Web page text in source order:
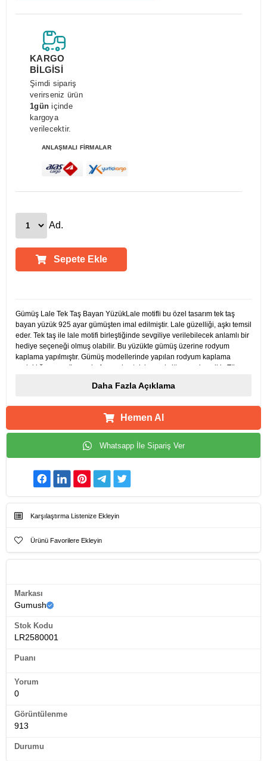
KARGO
BİLGİSİ
Şimdi sipariş
verirseniz ürün
1gün içinde
kargoya
verilecektir.
ANLAŞMALI FİRMALAR
Ad.
Sepete Ekle
Gümüş Lale Tek Taş Bayan YüzükLale motifli bu özel tasarım tek taş
bayan yüzük 925 ayar gümüşten imal edilmiştir. Lale güzelliği, aşkı temsil
eder. Tek taş ile lale motifi birleştiğinde sevgiliye verilebilecek anlamlı bir
hediye seçeneği olmuş olabilir. Bu yüzükte gümüş üzerine rodyum
kaplama yapılmıştır. Gümüş modellerinde yapılan rodyum kaplama
parlaklığı uzun süre muhafaza eder, takıların oksitlenmesi gecikir. Tüm
nedeniyle ürün ağırlığında ± %5 sapma olabilmektedir.
Daha Fazla Açıklama
Hemen Al
Whatsapp İle Sipariş Ver
Karşılaştırma Listenize Ekleyin
Ürünü Favorilere Ekleyin
Markası
Gumush
Stok Kodu
LR2580001
Puanı
Yorum
0
Görüntülenme
913
Durumu